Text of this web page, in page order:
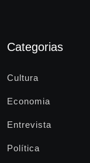
Categorias
Cultura
Economia
Entrevista
Política